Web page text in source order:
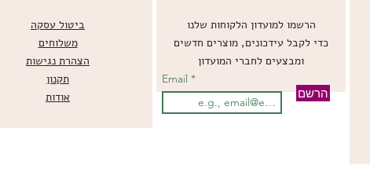
ביטול עסקה
משלוחים
הצהרת נגישות
תקנון
אודות
הרשמו למועדון הלקוחות שלנו
כדי לקבל עידכונים, מוצרים חדשים
ומבצעים לחברי המועדון
Email
הרשם